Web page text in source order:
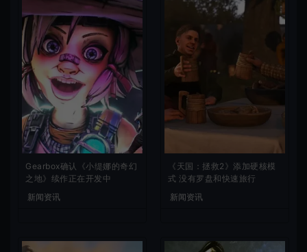
Gearbox确认《小缇娜的奇幻
之地》续作正在开发中
新闻资讯
《天国：拯救2》添加硬核模
式 没有罗盘和快速旅行
新闻资讯